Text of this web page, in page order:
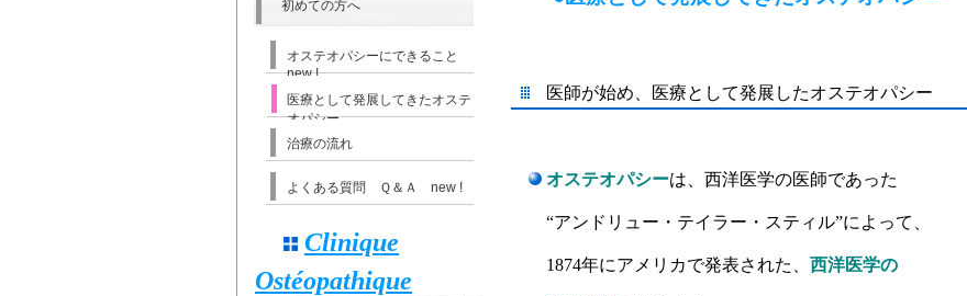
医師が始め、医療として発展したオステオパシー
オステオパシーは、西洋医学の医師であった
“アンドリュー・テイラー・スティル”によって、
1874年にアメリカで発表された、 西洋医学の
初めての方へ
オステオパシーにできること
new !
医療として発展してきたオステ
オパシー
治療の流れ
よくある質問 Ｑ＆Ａ new !
Clinique
Ostéopathique